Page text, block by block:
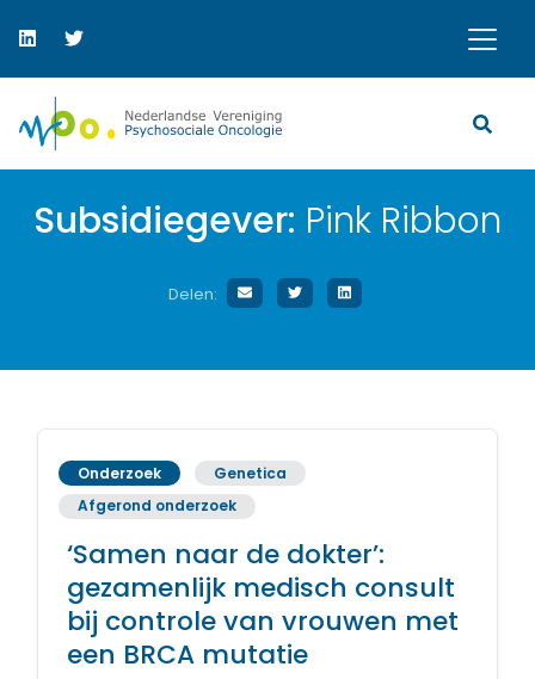
Subsidiegever: Pink Ribbon
Delen:
Onderzoek
Genetica
Afgerond onderzoek
‘Samen naar de dokter’:
gezamenlijk medisch consult
bij controle van vrouwen met
een BRCA mutatie